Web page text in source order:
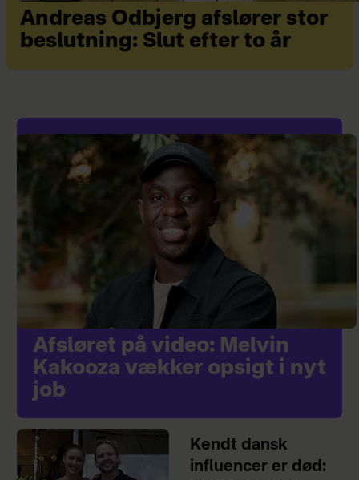
Andreas Odbjerg afslører stor
beslutning: Slut efter to år
Afsløret på video: Melvin
Kakooza vækker opsigt i nyt
job
Kendt dansk
influencer er død: